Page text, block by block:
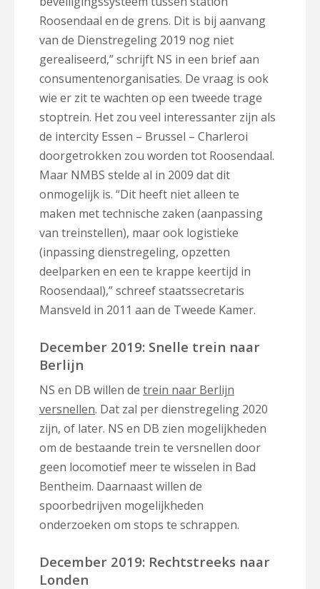
Roosendaal en de grens. Dit is bij aanvang
van de Dienstregeling 2019 nog niet
gerealiseerd,” schrijft NS in een brief aan
consumentenorganisaties. De vraag is ook
wie er zit te wachten op een tweede trage
stoptrein. Het zou veel interessanter zijn als
de intercity Essen – Brussel – Charleroi
doorgetrokken zou worden tot Roosendaal.
Maar NMBS stelde al in 2009 dat dit
onmogelijk is. “Dit heeft niet alleen te
maken met technische zaken (aanpassing
van treinstellen), maar ook logistieke
(inpassing dienstregeling, opzetten
deelparken en een te krappe keertijd in
Roosendaal),” schreef staatssecretaris
Mansveld in 2011 aan de Tweede Kamer.
December 2019: Snelle trein naar
Berlijn
NS en DB willen de trein naar Berlijn
versnellen. Dat zal per dienstregeling 2020
zijn, of later. NS en DB zien mogelijkheden
om de bestaande trein te versnellen door
geen locomotief meer te wisselen in Bad
Bentheim. Daarnaast willen de
spoorbedrijven mogelijkheden
onderzoeken om stops te schrappen.
December 2019: Rechtstreeks naar
Londen